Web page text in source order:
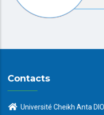
Contacts
Université Cheikh Anta